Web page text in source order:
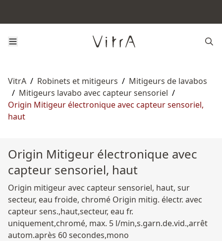
VitrA / Robinets et mitigeurs / Mitigeurs de lavabos
/ Mitigeurs lavabo avec capteur sensoriel /
Origin Mitigeur électronique avec capteur sensoriel,
haut
Origin Mitigeur électronique avec
capteur sensoriel, haut
Origin mitigeur avec capteur sensoriel, haut, sur
secteur, eau froide, chromé Origin mitig. électr. avec
capteur sens.,haut,secteur, eau fr.
uniquement,chromé, max. 5 l/min,s.garn.de.vid.,arrêt
autom.après 60 secondes,mono